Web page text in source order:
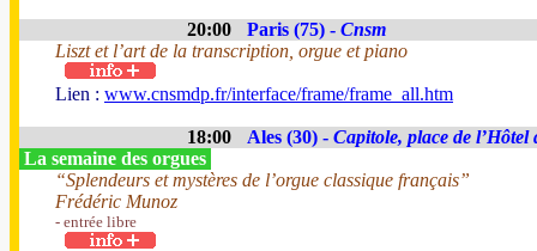
20:00 Paris (75) - Cnsm
Liszt et l’art de la transcription, orgue et piano
Lien : www.cnsmdp.fr/interface/frame/frame_all.htm
18:00 Ales (30) - Capitole, place de l’Hôtel
La semaine des orgues
“Splendeurs et mystères de l’orgue classique français”
Frédéric Munoz
- entrée libre